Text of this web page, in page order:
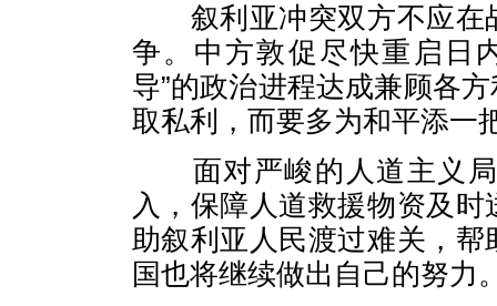
叙利亚冲突双方不应在
争。中方敦促尽快重启日
导”的政治进程达成兼顾各
取私利，而要多为和平添一
面对严峻的人道主义局
入，保障人道救援物资及
助叙利亚人民渡过难关，
国也将继续做出自己的努力